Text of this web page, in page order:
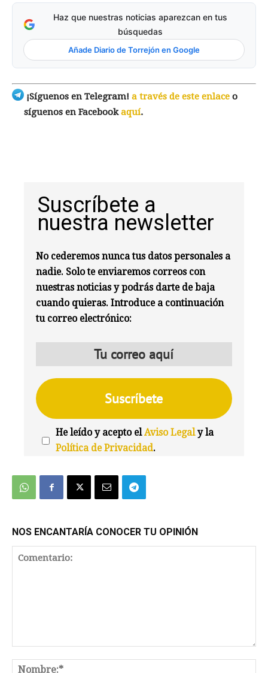
Haz que nuestras noticias aparezcan en tus
búsquedas
Añade Diario de Torrejón en Google
¡Síguenos en Telegram! a través de este enlace o
síguenos en Facebookaquí.
Suscríbete a
nuestra newsletter
No cederemos nunca tus datos personales a
nadie. Solo te enviaremos correos con
nuestras noticias y podrás darte de baja
cuando quieras. Introduce a continuación
tu correo electrónico:
He leído y acepto elAviso Legaly la
Política de Privacidad.
NOS ENCANTARÍA CONOCER TU OPINIÓN